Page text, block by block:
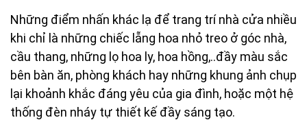
Những điểm nhấn khác lạ để trang trí nhà cửa nhiều
khi chỉ là những chiếc lẵng hoa nhỏ treo ở góc nhà,
cầu thang, những lọ hoa ly, hoa hồng,..đầy màu sắc
bên bàn ăn, phòng khách hay những khung ảnh chụp
lại khoảnh khắc đáng yêu của gia đình, hoặc một hệ
thống đèn nháy tự thiết kế đầy sáng tạo.